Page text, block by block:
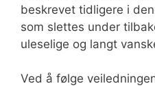
beskrevet tidligere i
som slettes under
uleselige og langt
Ved å følge